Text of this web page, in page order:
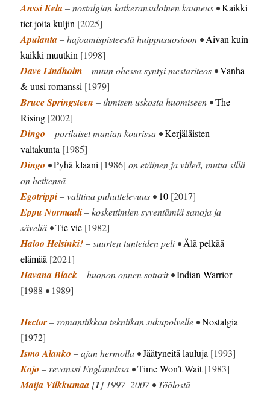
Anssi Kela– nostalgian katkeransuloinen kauneus •Kaikki
tiet joita kuljin [2025]
Apulanta– hajoamispisteestä huippusuosioon •Aivan kuin
kaikki muutkin [1998]
Dave Lindholm– muun ohessa syntyi mestariteos •Vanha
& uusi romanssi [1979]
Bruce Springsteen – ihmisen uskosta huomiseen •The
Rising [2002]
Dingo – porilaiset manian kourissa •Kerjäläisten
valtakunta [1985]
Dingo •Pyhä klaani [1986] on etäinen ja viileä, mutta sillä
on hetkensä
Egotrippi– valttina puhuttelevuus • 10 [2017]
Eppu Normaali– koskettimien syventämiä sanoja ja
säveliä •Tie vie [1982]
Haloo Helsinki!– suurten tunteiden peli •Älä pelkää
elämää [2021]
Havana Black– huonon onnen soturit •Indian Warrior
[1988 • 1989]
Hector– romantiikkaa tekniikan sukupolvelle •Nostalgia
[1972]
Ismo Alanko – ajan hermolla •Jäätyneitä lauluja [1993]
Kojo – revanssi Englannissa •Time Won’t Wait[1983]
Maija Vilkkumaa [1] 1997–2007 • Töölostä